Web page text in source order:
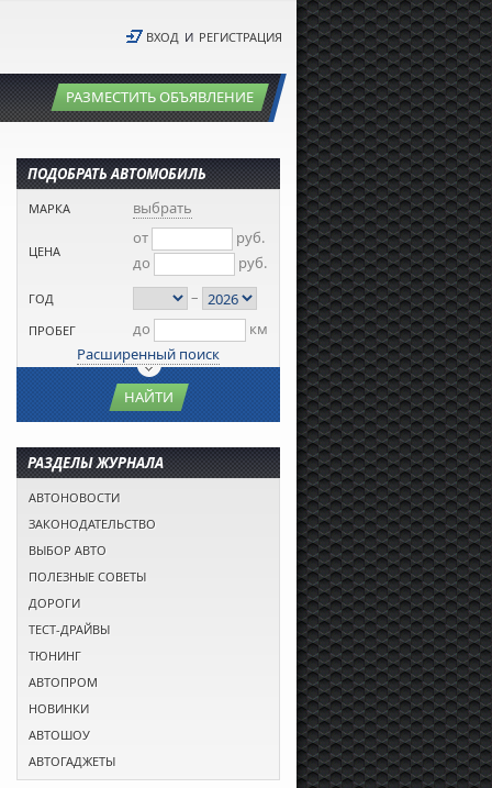
ВХОД И РЕГИСТРАЦИЯ
РАЗМЕСТИТЬ ОБЪЯВЛЕНИЕ
ПОДОБРАТЬ АВТОМОБИЛЬ
МАРКА выбрать
ЦЕНА
от
руб.
до
руб.
ГОД –
ПРОБЕГ до
км
Расширенный поиск
НАЙТИ
РАЗДЕЛЫ ЖУРНАЛА
АВТОНОВОСТИ
ЗАКОНОДАТЕЛЬСТВО
ВЫБОР АВТО
ПОЛЕЗНЫЕ СОВЕТЫ
ДОРОГИ
ТЕСТ-ДРАЙВЫ
ТЮНИНГ
АВТОПРОМ
НОВИНКИ
АВТОШОУ
АВТОГАДЖЕТЫ